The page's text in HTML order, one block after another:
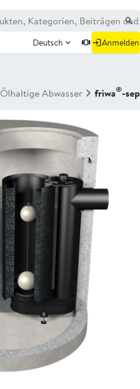
Deutsch Anmelden
Ölhaltige Abwasser friwa®-